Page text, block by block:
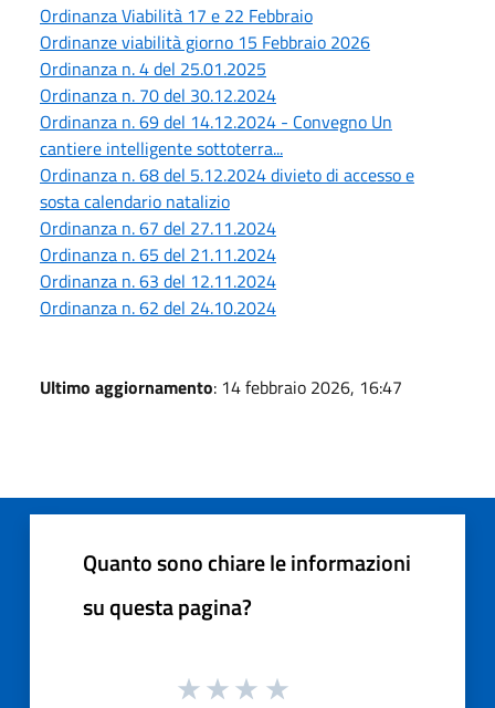
Ordinanza Viabilità 17 e 22 Febbraio
Ordinanze viabilità giorno 15 Febbraio 2026
Ordinanza n. 4 del 25.01.2025
Ordinanza n. 70 del 30.12.2024
Ordinanza n. 69 del 14.12.2024 - Convegno Un
cantiere intelligente sottoterra...
Ordinanza n. 68 del 5.12.2024 divieto di accesso e
sosta calendario natalizio
Ordinanza n. 67 del 27.11.2024
Ordinanza n. 65 del 21.11.2024
Ordinanza n. 63 del 12.11.2024
Ordinanza n. 62 del 24.10.2024
Ultimo aggiornamento: 14 febbraio 2026, 16:47
Quanto sono chiare le informazioni
su questa pagina?